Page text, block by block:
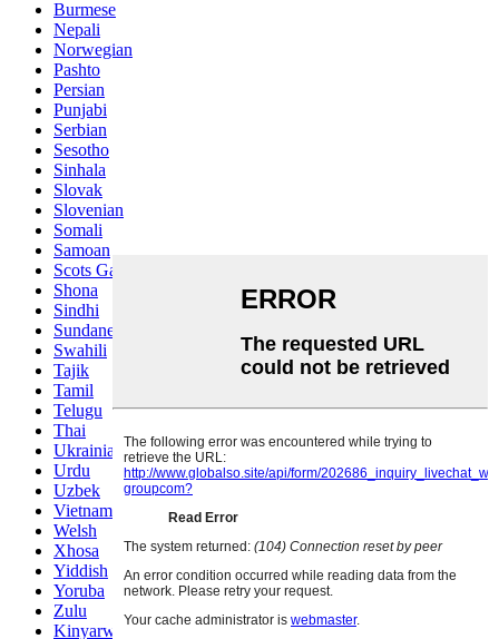
Burmese
Nepali
Norwegian
Pashto
Persian
Punjabi
Serbian
Sesotho
Sinhala
Slovak
Slovenian
Somali
Samoan
Scots Gaelic
Shona
Sindhi
Sundanese
Swahili
Tajik
Tamil
Telugu
Thai
Ukrainian
Urdu
Uzbek
Vietnamese
Welsh
Xhosa
Yiddish
Yoruba
Zulu
Kinyarwanda